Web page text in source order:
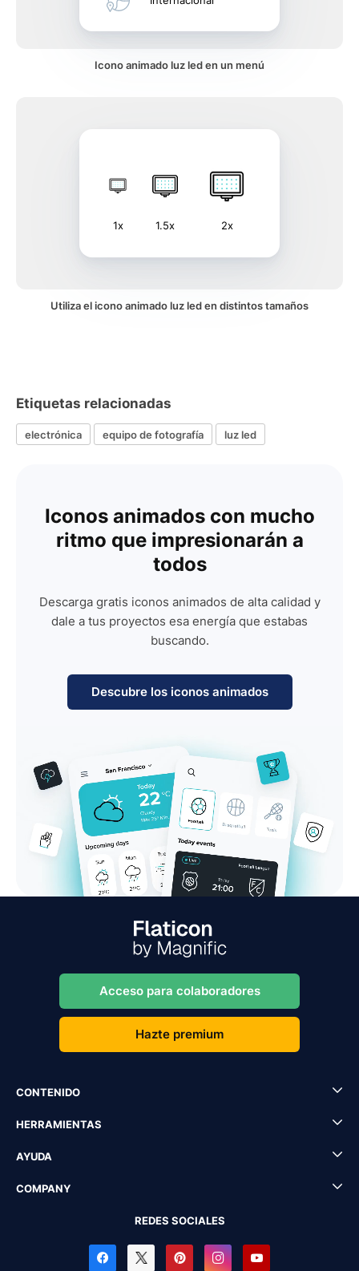
Icono animado luz led en un menú
1x 1.5x 2x
Utiliza el icono animado luz led en distintos tamaños
Etiquetas relacionadas
electrónica equipo de fotografía luz led
Iconos animados con mucho
ritmo que impresionarán a
todos
Descarga gratis iconos animados de alta calidad y
dale a tus proyectos esa energía que estabas
buscando.
Descubre los iconos animados
Acceso para colaboradores
Hazte premium
CONTENIDO
HERRAMIENTAS
AYUDA
COMPANY
REDES SOCIALES